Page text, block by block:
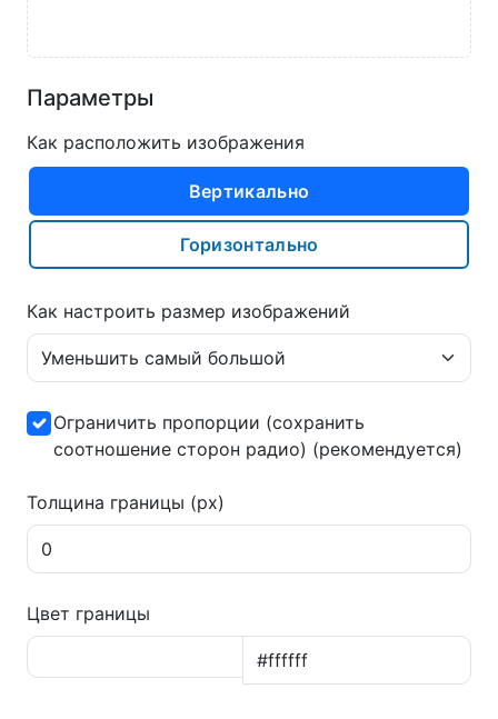
Параметры
Как расположить изображения
Вертикально
Горизонтально
Как настроить размер изображений
Ограничить пропорции (сохранить
соотношение сторон радио) (рекомендуется)
Толщина границы (px)
Цвет границы